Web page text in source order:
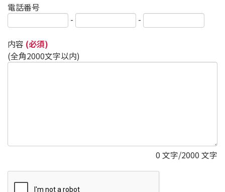
電話番号
-
-
内容 (必須)
(全角2000文字以内)
0 文字/2000 文字